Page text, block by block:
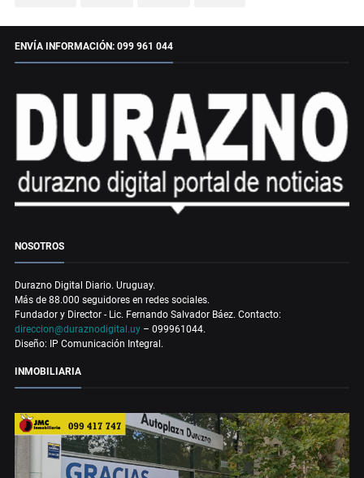
ENVÍA INFORMACIÓN: 099 961 044
NOSOTROS
Durazno Digital Diario. Uruguay.
Más de 88.000 seguidores en redes sociales.
Fundador y Director - Lic. Fernando Salvador Báez. Contacto:
direccion@duraznodigital.uy – 099961044.
Diseño: IP Comunicación Integral.
INMOBILIARIA